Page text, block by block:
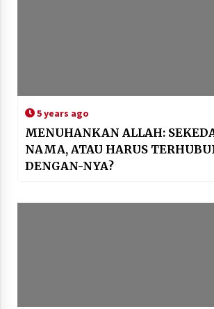
5 years ago
MENUHANKAN ALLAH:
NAMA, ATAU HARUS
DENGAN-NYA?